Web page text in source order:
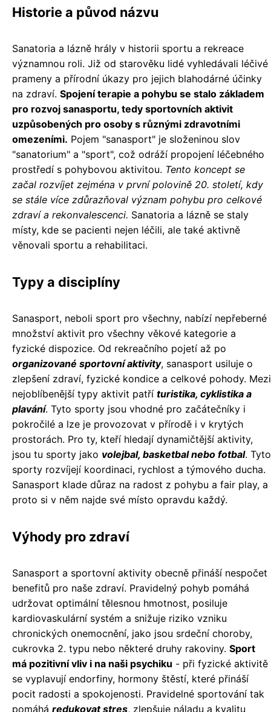
Historie a původ názvu
Sanatoria a lázně hrály v historii sportu a rekreace
významnou roli. Již od starověku lidé vyhledávali léčivé
prameny a přírodní úkazy pro jejich blahodárné účinky
na zdraví. Spojení terapie a pohybu se stalo základem
pro rozvoj sanasportu, tedy sportovních aktivit
uzpůsobených pro osoby s různými zdravotními
omezeními. Pojem "sanasport" je složeninou slov
"sanatorium" a "sport", což odráží propojení léčebného
prostředí s pohybovou aktivitou. Tento koncept se
začal rozvíjet zejména v první polovině 20. století, kdy
se stále více zdůrazňoval význam pohybu pro celkové
zdraví a rekonvalescenci. Sanatoria a lázně se staly
místy, kde se pacienti nejen léčili, ale také aktivně
věnovali sportu a rehabilitaci.
Typy a disciplíny
Sanasport, neboli sport pro všechny, nabízí nepřeberné
množství aktivit pro všechny věkové kategorie a
fyzické dispozice. Od rekreačního pojetí až po
organizované sportovní aktivity, sanasport usiluje o
zlepšení zdraví, fyzické kondice a celkové pohody. Mezi
nejoblíbenější typy aktivit patří turistika, cyklistika a
plavání. Tyto sporty jsou vhodné pro začátečníky i
pokročilé a lze je provozovat v přírodě i v krytých
prostorách. Pro ty, kteří hledají dynamičtější aktivity,
jsou tu sporty jako volejbal, basketbal nebo fotbal. Tyto
sporty rozvíjejí koordinaci, rychlost a týmového ducha.
Sanasport klade důraz na radost z pohybu a fair play, a
proto si v něm najde své místo opravdu každý.
Výhody pro zdraví
Sanasport a sportovní aktivity obecně přináší nespočet
benefitů pro naše zdraví. Pravidelný pohyb pomáhá
udržovat optimální tělesnou hmotnost, posiluje
kardiovaskulární systém a snižuje riziko vzniku
chronických onemocnění, jako jsou srdeční choroby,
cukrovka 2. typu nebo některé druhy rakoviny. Sport
má pozitivní vliv i na naši psychiku - při fyzické aktivitě
se vyplavují endorfiny, hormony štěstí, které přináší
pocit radosti a spokojenosti. Pravidelné sportování tak
pomáhá redukovat stres, zlepšuje náladu a kvalitu